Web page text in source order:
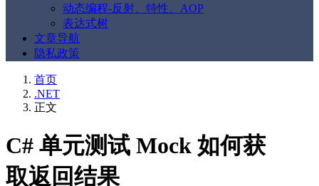
动态编程-反射、特性、AOP
表达式树
文章导航
隐私政策
首页
.NET
正文
C# 单元测试 Mock 如何获
取返回结果